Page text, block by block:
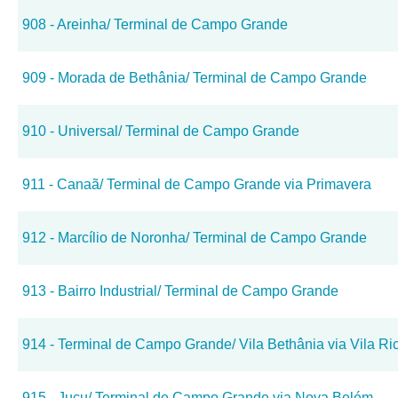
908 - Areinha/ Terminal de Campo Grande
909 - Morada de Bethânia/ Terminal de Campo Grande
910 - Universal/ Terminal de Campo Grande
911 - Canaã/ Terminal de Campo Grande via Primavera
912 - Marcílio de Noronha/ Terminal de Campo Grande
913 - Bairro Industrial/ Terminal de Campo Grande
914 - Terminal de Campo Grande/ Vila Bethânia via Vila